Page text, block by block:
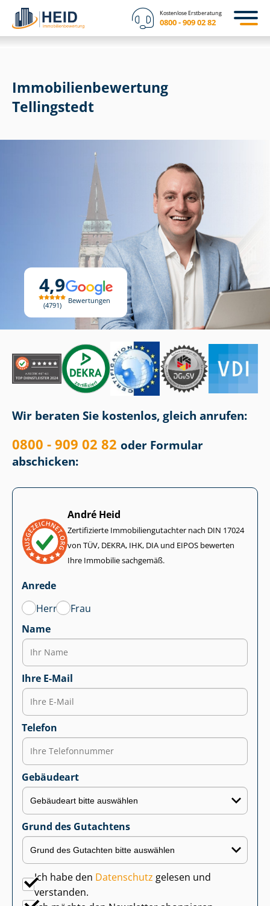
Kostenlose Erstberatung
0800 - 909 02 82
4,9
4791
Bewertungen
Immobilien­bewertung
Tellingstedt
Wir beraten Sie kostenlos, gleich anrufen:
0800 - 909 02 82 oder Formular
abschicken:
André Heid
Zertifizierte Im­mo­bi­li­en­gut­ach­ter nach DIN 17024
von TÜV, DEKRA, IHK, DIA und EIPOS bewerten
Ihre Immobilie sachgemäß.
Anrede
Herr
Frau
Name
Ihre E-Mail
Telefon
Gebäudeart
Grund des Gutachtens
Ich habe den Datenschutz gelesen und
verstanden.